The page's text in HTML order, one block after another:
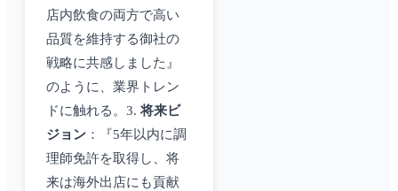
店内飲食の両方で高い
品質を維持する御社の
戦略に共感しました』
のように、業界トレン
ドに触れる。3.将来ビ
ジョン ：『5年以内に調
理師免許を取得し、将
来は海外出店にも貢献